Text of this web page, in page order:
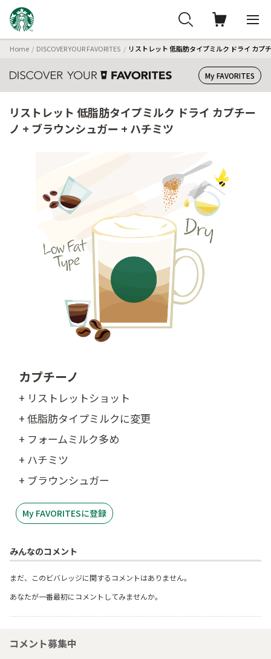
Home DISCOVER YOUR FAVORITES リストレット 低脂肪タイプミルク ドライ カプ
My FAVORITES
リストレット 低脂肪タイプミルク ドライ カプチー
ノ + ブラウンシュガー + ハチミツ
カプチーノ
+ リストレットショット
+ 低脂肪タイプミルクに変更
+ フォームミルク多め
+ ハチミツ
+ ブラウンシュガー
My FAVORITESに登録
みんなのコメント
まだ、このビバレッジに関するコメントはありません。
あなたが一番最初にコメントしてみませんか。
コメント募集中